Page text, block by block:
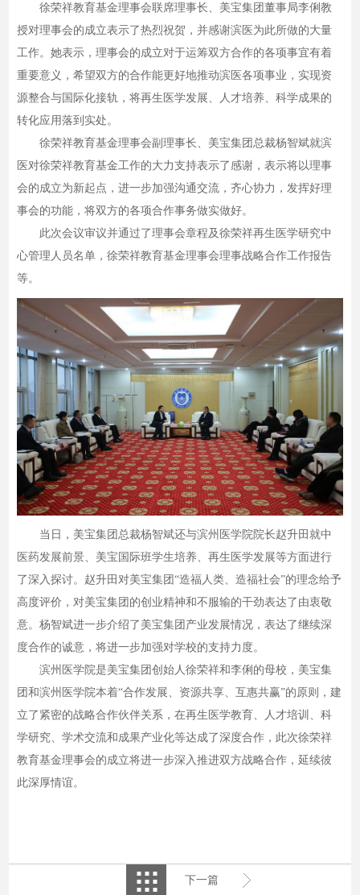
徐荣祥教育基金理事会联席理事长、美宝集团董事局李俐教
授对理事会的成立表示了热烈祝贺，并感谢滨医为此所做的大量
工作。她表示，理事会的成立对于运筹双方合作的各项事宜有着
重要意义，希望双方的合作能更好地推动滨医各项事业，实现资
源整合与国际化接轨，将再生医学发展、人才培养、科学成果的
转化应用落到实处。
徐荣祥教育基金理事会副理事长、美宝集团总裁杨智斌就滨
医对徐荣祥教育基金工作的大力支持表示了感谢，表示将以理事
会的成立为新起点，进一步加强沟通交流，齐心协力，发挥好理
事会的功能，将双方的各项合作事务做实做好。
此次会议审议并通过了理事会章程及徐荣祥再生医学研究中
心管理人员名单，徐荣祥教育基金理事会理事战略合作工作报告
等。
当日，美宝集团总裁杨智斌还与滨州医学院院长赵升田就中
医药发展前景、美宝国际班学生培养、再生医学发展等方面进行
了深入探讨。赵升田对美宝集团“造福人类、造福社会”的理念给予
高度评价，对美宝集团的创业精神和不服输的干劲表达了由衷敬
意。杨智斌进一步介绍了美宝集团产业发展情况，表达了继续深
度合作的诚意，将进一步加强对学校的支持力度。
滨州医学院是美宝集团创始人徐荣祥和李俐的母校，美宝集
团和滨州医学院本着“合作发展、资源共享、互惠共赢”的原则，建
立了紧密的战略合作伙伴关系，在再生医学教育、人才培训、科
学研究、学术交流和成果产业化等达成了深度合作，此次徐荣祥
教育基金理事会的成立将进一步深入推进双方战略合作，延续彼
此深厚情谊。
下一篇